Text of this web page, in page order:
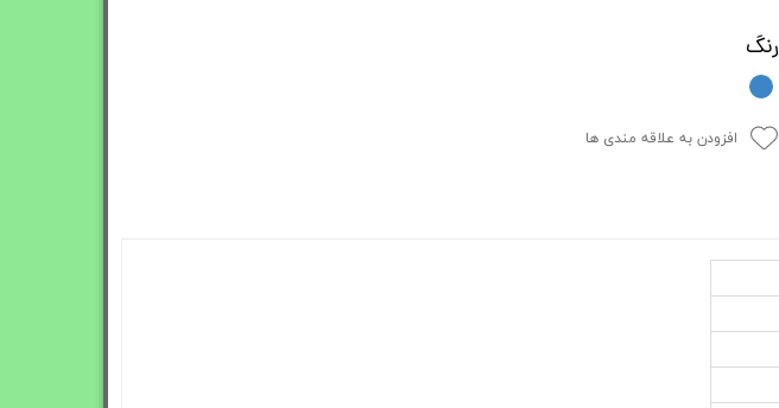
رنگ
افزودن به علاقه مندی ها